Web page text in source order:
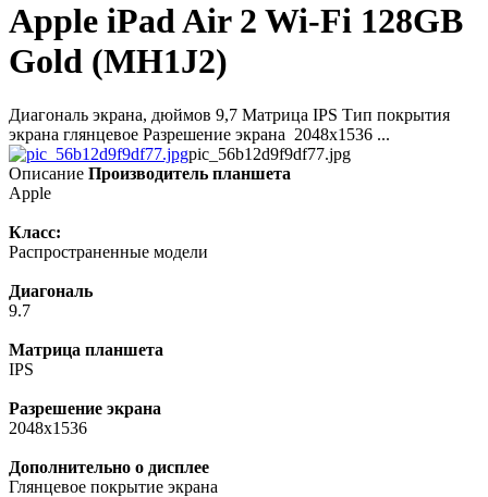
Apple iPad Air 2 Wi-Fi 128GB
Gold (MH1J2)
Диагональ экрана, дюймов 9,7 Матрица IPS Тип покрытия
экрана глянцевое Разрешение экрана 2048x1536 ...
pic_56b12d9f9df77.jpg
Описание Производитель планшета
Apple
Класс:
Распространенные модели
Диагональ
9.7
Матрица планшета
IPS
Разрешение экрана
2048x1536
Дополнительно о дисплее
Глянцевое покрытие экрана